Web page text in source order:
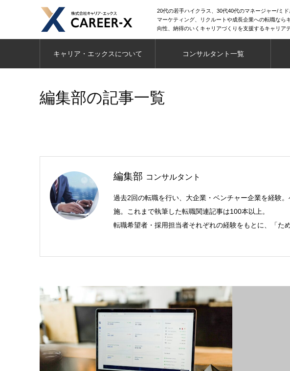
20代の若手ハイクラス、30代40代のマネージャー/ミ
マーケティング、リクルートや成長企業への転職なら
向性、納得のいくキャリアづくりを支援するキャリア
キャリア・エックスについて コンサルタント一覧
編集部の記事一覧
編集部 コンサルタント
過去2回の転職を行い、大企業・ベンチャー企業を経験
施。これまで執筆した転職関連記事は100本以上。
転職希望者・採用担当者それぞれの経験をもとに、「た